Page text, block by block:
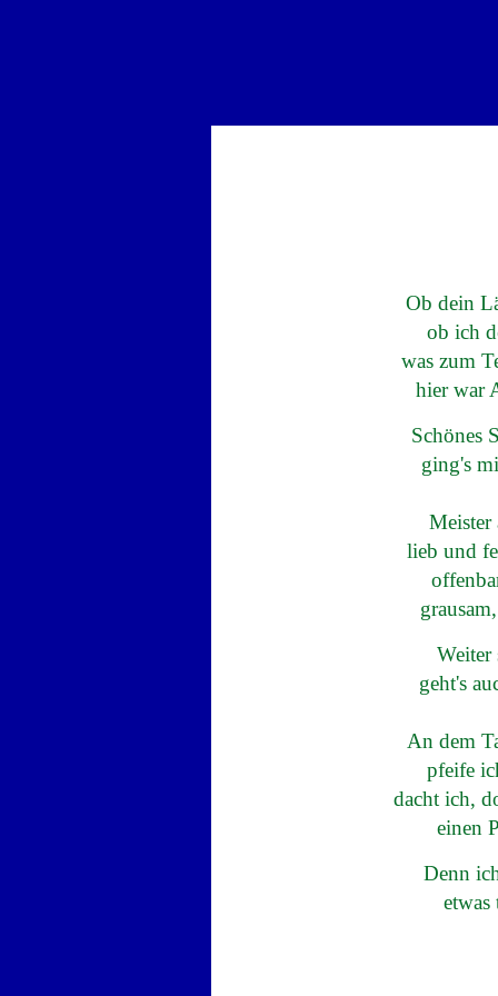
Ob dein
ob ich
was zum
hier war
Schönes
ging's
Meister
lieb und
Weiter
geht's
An dem
pfeife
dacht ich,
einen
Denn